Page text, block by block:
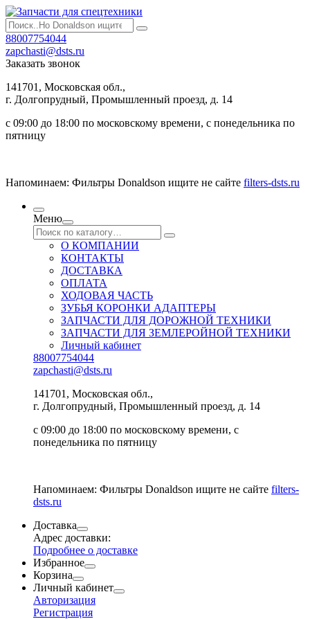
88007754044
zapchasti@dsts.ru
Заказать звонок
141701, Московская обл.,
г. Долгопрудный, Промышленный проезд, д. 14
с 09:00 до 18:00 по московскому времени, с понедельника по
пятницу
Напоминаем: Фильтры Donaldson ищите не сайте filters-dsts.ru
Меню
О КОМПАНИИ
КОНТАКТЫ
ДОСТАВКА
ОПЛАТА
ХОДОВАЯ ЧАСТЬ
ЗУБЬЯ КОРОНКИ АДАПТЕРЫ
ЗАПЧАСТИ ДЛЯ ДОРОЖНОЙ ТЕХНИКИ
ЗАПЧАСТИ ДЛЯ ЗЕМЛЕРОЙНОЙ ТЕХНИКИ
Личный кабинет
88007754044
zapchasti@dsts.ru
141701, Московская обл.,
г. Долгопрудный, Промышленный проезд, д. 14
с 09:00 до 18:00 по московскому времени, с
понедельника по пятницу
Напоминаем: Фильтры Donaldson ищите не сайте filters-
dsts.ru
Доставка
Адрес доставки:
Подробнее о доставке
Избранное
Корзина
Личный кабинет
Авторизация
Регистрация